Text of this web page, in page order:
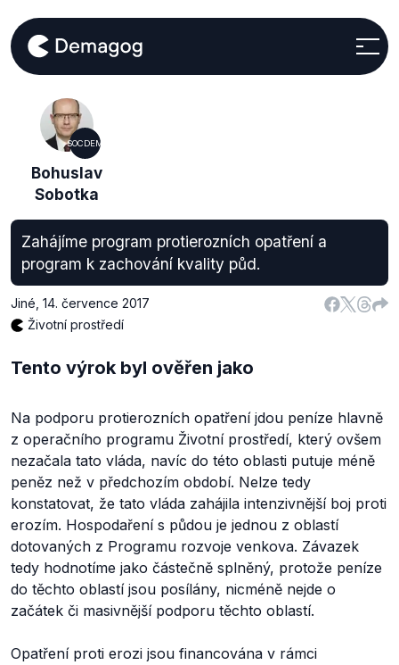
SOCDEM
Bohuslav
Sobotka
Zahájíme program protierozních opatření a
program k zachování kvality půd.
Jiné 14. července 2017
Životní prostředí
Tento výrok byl ověřen jako
Na podporu protierozních opatření jdou peníze hlavně
z operačního programu Životní prostředí, který ovšem
nezačala tato vláda, navíc do této oblasti putuje méně
peněz než v předchozím období. Nelze tedy
konstatovat, že tato vláda zahájila intenzivnější boj proti
erozím. Hospodaření s půdou je jednou z oblastí
dotovaných z Programu rozvoje venkova. Závazek
tedy hodnotíme jako částečně splněný, protože peníze
do těchto oblastí jsou posílány, nicméně nejde o
začátek či masivnější podporu těchto oblastí.
Opatření proti erozi jsou financována v rámci